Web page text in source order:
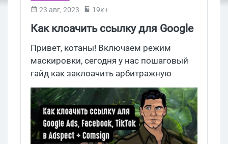
23 авг, 2023 19к+
Как клоачить ссылку для Google
Ads в Adspect с помощью
генератора white page от
Comsign
Привет, котаны! Включаем режим
маскировки, сегодня у нас пошаговый
гайд как заклоачить арбитражную
ссылку без боли и страданий, т.е без
раскопок в строчках кода. Как клоачить
ссылку через Adspect, сервис, который
блокирует нежелательных визитеров во
всех существующих видах трафика.